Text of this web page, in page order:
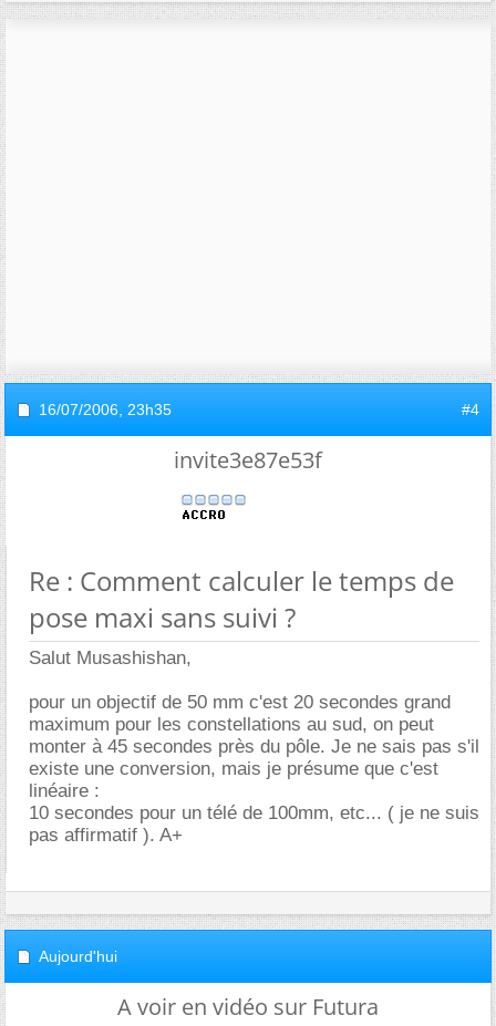
16/07/2006, 23h35 #4
invite3e87e53f
Re : Comment calculer le temps de
pose maxi sans suivi ?
Salut Musashishan,
pour un objectif de 50 mm c'est 20 secondes grand
maximum pour les constellations au sud, on peut
monter à 45 secondes près du pôle. Je ne sais pas s'il
existe une conversion, mais je présume que c'est
linéaire :
10 secondes pour un télé de 100mm, etc... ( je ne suis
pas affirmatif ). A+
Aujourd'hui
A voir en vidéo sur Futura